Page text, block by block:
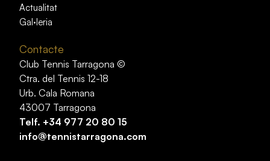
Actualitat
Gal·leria
Contacte
Club Tennis Tarragona ©
Ctra. del Tennis 12-18
Urb. Cala Romana
43007 Tarragona
Telf. +34 977 20 80 15
info@tennistarragona.com